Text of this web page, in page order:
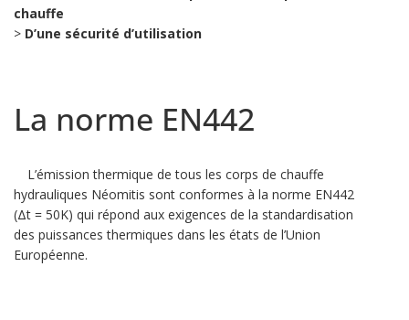
chauffe
> D’une sécurité d’utilisation
La norme EN442
L’émission thermique de tous les corps de chauffe
hydrauliques Néomitis sont conformes à la norme EN442
(Δt = 50K) qui répond aux exigences de la standardisation
des puissances thermiques dans les états de l’Union
Européenne.